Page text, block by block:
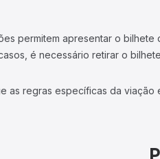
permitem apresentar o
é necessário retirar o
as regras específicas da